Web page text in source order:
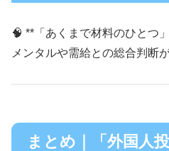
🧠 **「あくまで材料のひとつ
メンタルや需給との総合判断
まとめ｜「外国人